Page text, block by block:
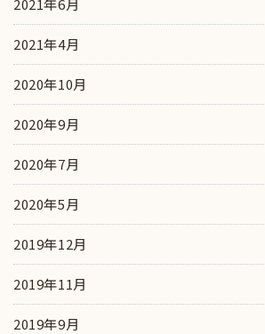
2021年6月
2021年4月
2020年10月
2020年9月
2020年7月
2020年5月
2019年12月
2019年11月
2019年9月